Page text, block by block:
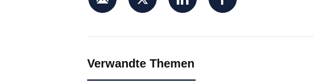
Verwandte Themen